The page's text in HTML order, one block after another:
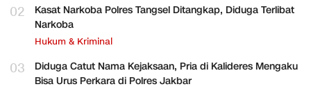
02
Kasat Narkoba Polres Tangsel Ditangkap, Diduga Terlibat
Narkoba
Hukum & Kriminal
03
Diduga Catut Nama Kejaksaan, Pria di Kalideres Mengaku
Bisa Urus Perkara di Polres Jakbar